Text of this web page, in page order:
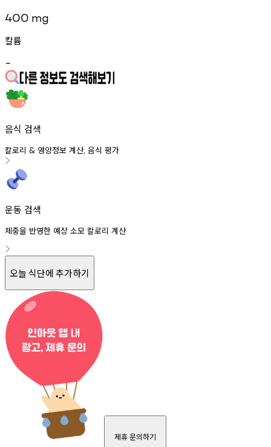
400 mg
칼륨
-
음식 검색
칼로리 & 영양정보 계산, 음식 평가
운동 검색
체중을 반영한 예상 소모 칼로리 계산
오늘 식단에 추가하기
제휴 문의하기